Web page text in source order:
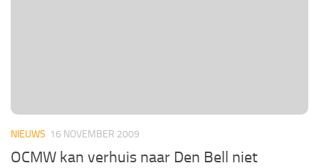
NIEUWS 16 NOVEMBER 2009
OCMW kan verhuis naar Den Bell niet